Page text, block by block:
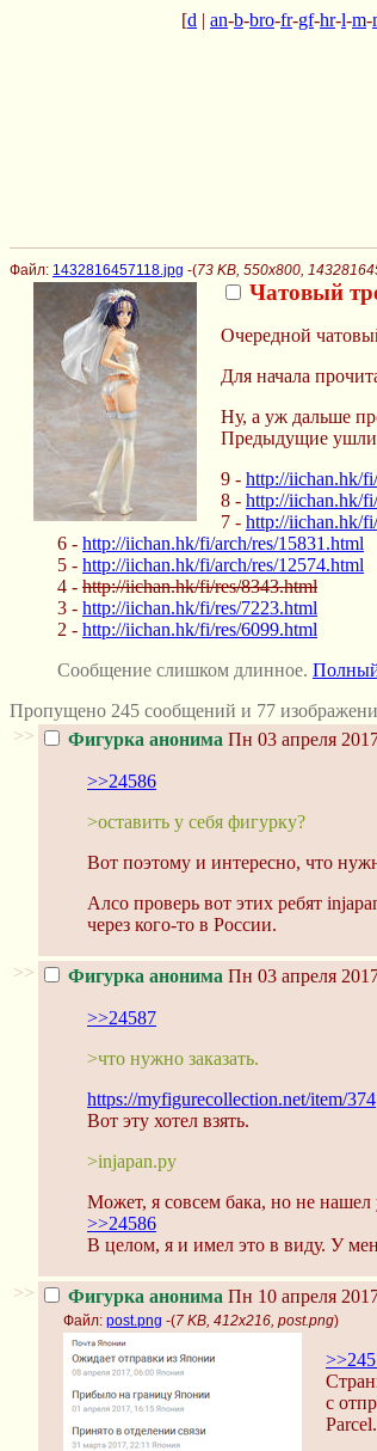
[d | an-b-bro-fr-gf-hr-l-m-
Файл: 1432816457118.jpg -(73 KB, 550x800,
Чатовый
Очередной
Для начала
Ну, а уж дальше
Предыдущие ушли
9 - http://iichan.hk/
8 - http://iichan.hk/
7 - http://iichan.hk/
6 - http://iichan.hk/fi/arch/res/15831.html
5 - http://iichan.hk/fi/arch/res/12574.html
4 - httр://iichan.hk/fi/res/8343.html
3 - http://iichan.hk/fi/res/7223.html
2 - http://iichan.hk/fi/res/6099.html
Сообщение слишком длинное. Полный
Пропущено 245 сообщений и 77
>>
Фигурка анонима Пн 03 апреля
>>24586
>оставить у себя фигурку?
Вот поэтому и интересно, что
Алсо проверь вот этих ребят
через кого-то в России.
>> Фигурка анонима Пн 03 апреля
>>24587
>что нужно заказать.
https://myfigurecollection.net/item/374
Вот эту хотел взять.
>injapan.рy
Может, я совсем бака, но не нашел
>>24586
В целом, я и имел это в виду. У
>> Фигурка анонима Пн 10 апреля
Файл: post.png -(7 KB, 412x216, post.png)
с
Parcel.